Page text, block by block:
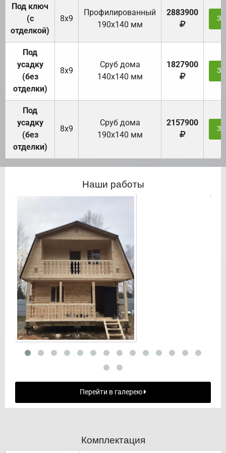
Под ключ
(с
отделкой)
8х9
Профилированный
190х140 мм
2883900
Под
усадку
(без
отделки)
8х9
Cруб дома
140х140 мм
1827900
Под
усадку
(без
отделки)
8х9
Cруб дома
190х140 мм
2157900
Наши работы
Перейти в галерею
Комплектация